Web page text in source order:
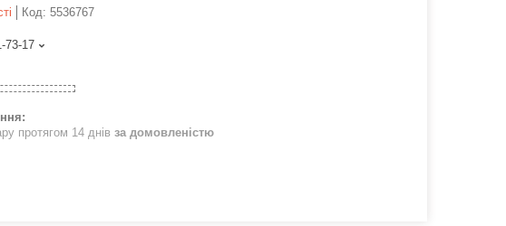
Код: 5536767
73-17
протягом 14 днів за домовленістю